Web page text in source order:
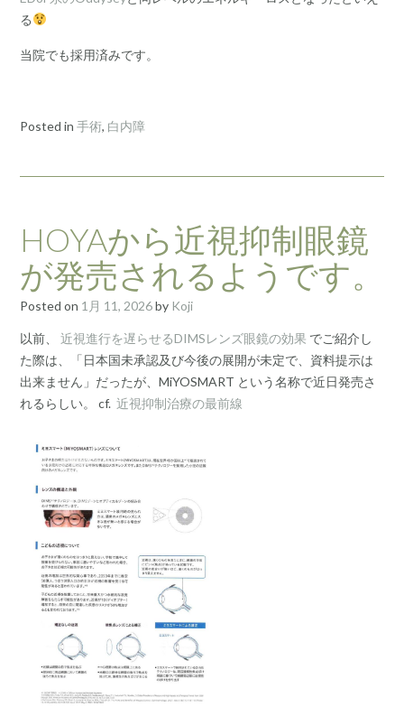
る
当院でも採用済みです。
Posted in 手術, 白内障
HOYAから近視抑制眼鏡
が発売されるようです。
Posted on 1月 11, 2026by Koji
以前、 近視進行を遅らせるDIMSレンズ眼鏡の効果 でご紹介し
た際は、「日本国未承認及び今後の展開が未定で、資料提示は
出来ません」だったが、MiYOSMART という名称で近日発売さ
れるらしい。 cf. 近視抑制治療の最前線